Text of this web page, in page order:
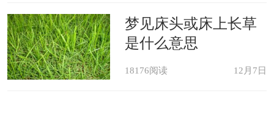
梦见床头或床上长草
是什么意思
18176阅读 12月7日